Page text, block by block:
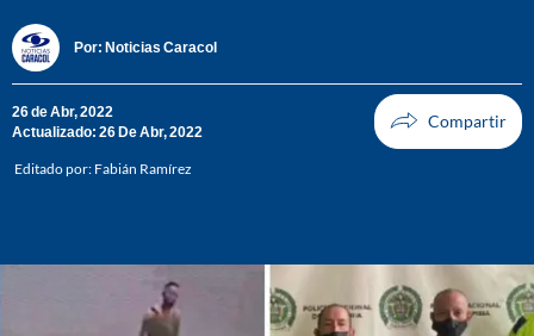
Por: Noticias Caracol
26 de Abr, 2022
Actualizado: 26 De Abr, 2022
Editado por: Fabián Ramírez